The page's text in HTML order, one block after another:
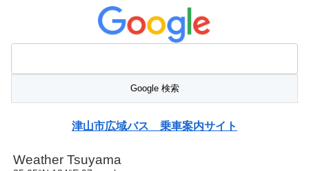
津山市広域バス 乗車案内サイト